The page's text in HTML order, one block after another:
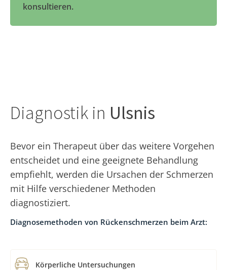
konsultieren.
Diagnostik in Ulsnis
Bevor ein Therapeut über das weitere Vorgehen
entscheidet und eine geeignete Behandlung
empfiehlt, werden die Ursachen der Schmerzen
mit Hilfe verschiedener Methoden
diagnostiziert.
Diagnosemethoden von Rückenschmerzen beim Arzt:
Körperliche Untersuchungen